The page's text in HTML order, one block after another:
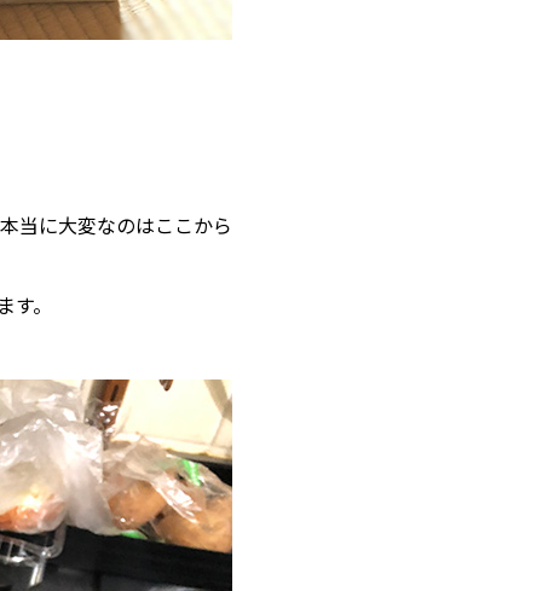
当に大変なのはここから
。